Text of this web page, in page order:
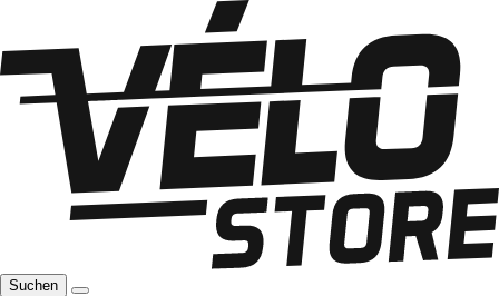
Suchen